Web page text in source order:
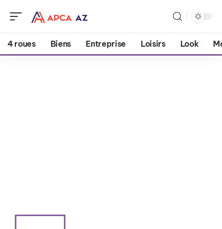
4 roues Biens Entreprise Loisirs Look